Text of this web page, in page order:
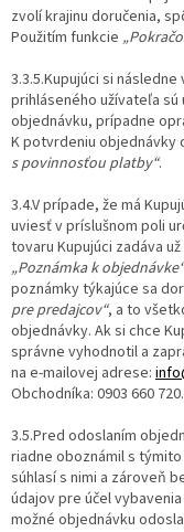
zvolí krajinu doručenia,
Použitím funkcie
3.3.5.Kupujúci si
prihláseného užívateľa
objednávku, prípadne
K potvrdeniu objednávky
s povinnosťou platby“.
3.4.V prípade, že má
uviesť v príslušnom poli
tovaru Kupujúci zadáva
„Poznámka k
poznámky týkajúce sa
pre predajcov“, a to
objednávky. Ak si chce
správne vyhodnotil a
na e-mailovej adrese:
Obchodníka: 0903 660 720.
3.5.Pred odoslaním
riadne oboznámil s
súhlasí s nimi a zároveň
údajov pre účel
možné objednávku